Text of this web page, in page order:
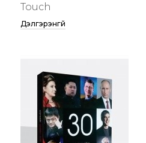
Touch
Дэлгэрэнгүй